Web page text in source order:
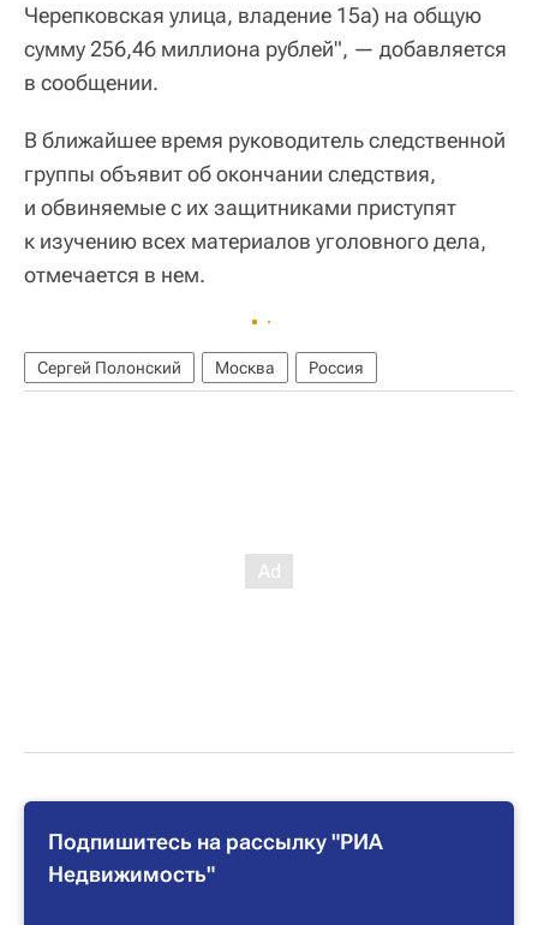
Черепковская улица, владение 15а) на общую
сумму 256,46 миллиона рублей", — добавляется
в сообщении.
В ближайшее время руководитель следственной
группы объявит об окончании следствия,
и обвиняемые с их защитниками приступят
к изучению всех материалов уголовного дела,
отмечается в нем.
Сергей Полонский Москва Россия
Подпишитесь на рассылку "РИА
Недвижимость"